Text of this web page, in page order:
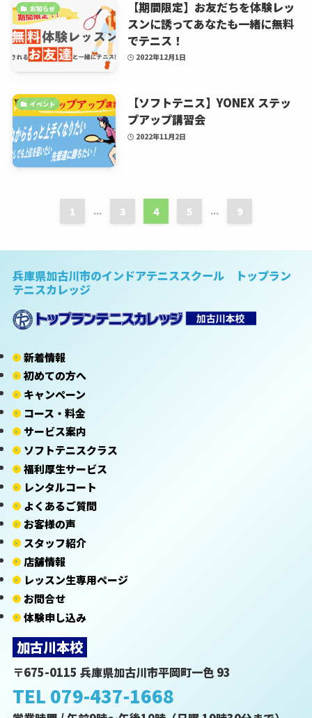
お知らせ
【期間限定】お友だちを体験レッ
スンに誘ってあなたも一緒に無料
でテニス！
2022年12月1日
イベント
【ソフトテニス】YONEX ステッ
プアップ講習会
2022年11月2日
1 ... 3 4 5 ... 9
兵庫県加古川市のインドアテニススクール トップラン
テニスカレッジ
新着情報
初めての方へ
キャンペーン
コース・料金
サービス案内
ソフトテニスクラス
福利厚生サービス
レンタルコート
よくあるご質問
お客様の声
スタッフ紹介
店舗情報
レッスン生専用ページ
お問合せ
体験申し込み
加古川本校
〒675-0115 兵庫県加古川市平岡町一色 93
TEL 079-437-1668